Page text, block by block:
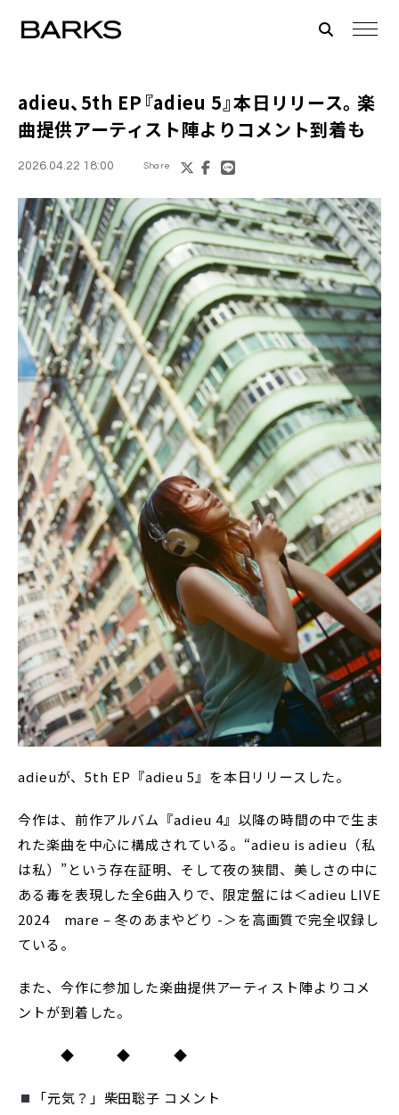
adieu、5th EP『adieu 5』本日リリース。楽
曲提供アーティスト陣よりコメント到着も
2026.04.22 18:00 Share
adieuが、5th EP『adieu 5』を本日リリースした。
今作は、前作アルバム『adieu 4』以降の時間の中で生ま
れた楽曲を中心に構成されている。“adieu is adieu（私
は私）”という存在証明、そして夜の狭間、美しさの中に
ある毒を表現した全6曲入りで、限定盤には＜adieu LIVE
2024 mare – 冬のあまやどり -＞を高画質で完全収録し
ている。
また、今作に参加した楽曲提供アーティスト陣よりコメ
ントが到着した。
◆ ◆ ◆
「元気？」柴田聡子 コメント